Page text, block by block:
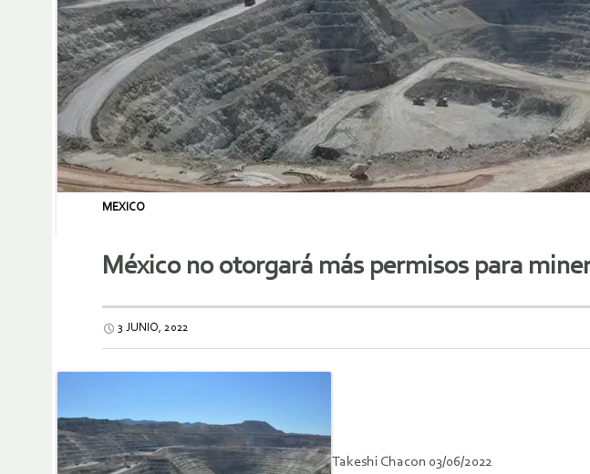
MEXICO
México no otorgará más permisos para
3 JUNIO, 2022
Takeshi Chacon 03/06/2022